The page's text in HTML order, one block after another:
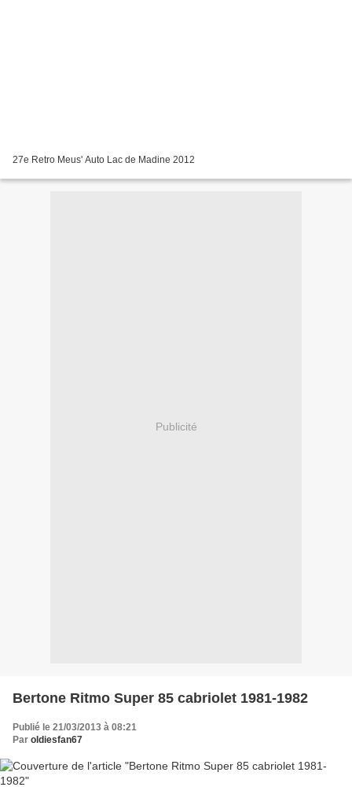
27e Retro Meus' Auto Lac de Madine 2012
Publicité
Bertone Ritmo Super 85 cabriolet 1981-1982
Publié le 21/03/2013 à 08:21
Par oldiesfan67